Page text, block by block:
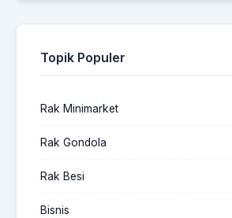
Topik Populer
Rak Minimarket
Rak Gondola
Rak Besi
Bisnis